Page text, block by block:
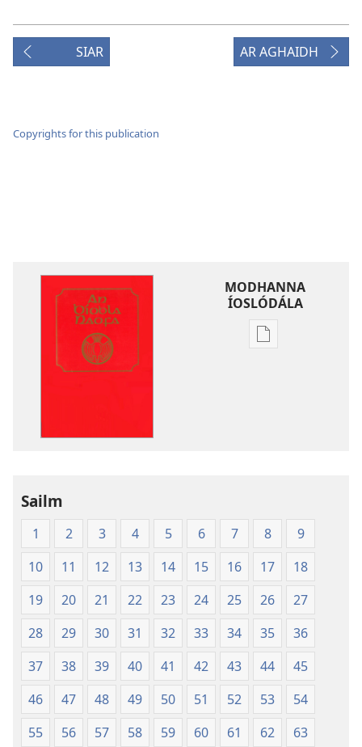
SIAR AR AGHAIDH
Copyrights for this publication
MODHANNA
ÍOSLÓDÁLA
Modhanna
Sailm
1 2 3 4 5 6 7 8
9
10
11 12 13 14 15 16 17
18
19
20 21 22 23 24 25 26
27
28
29 30 31 32 33 34 35
36
37
38 39 40 41 42 43 44
45
46
47 48 49 50 51 52 53
54
55
56 57 58 59 60 61 62
63